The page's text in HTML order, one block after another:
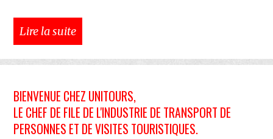
Lire la suite
BIENVENUE CHEZ UNITOURS,
LE CHEF DE FILE DE L'INDUSTRIE DE TRANSPORT DE
PERSONNES ET DE VISITES TOURISTIQUES.